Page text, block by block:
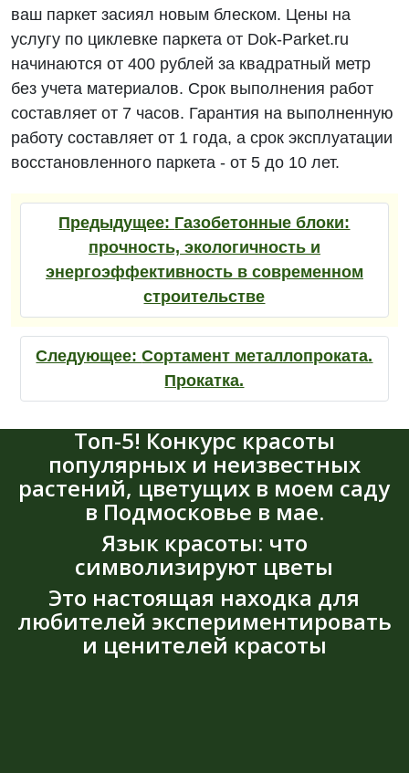
ваш паркет засиял новым блеском. Цены на
услугу по циклевке паркета от Dok-Parket.ru
начинаются от 400 рублей за квадратный метр
без учета материалов. Срок выполнения работ
составляет от 7 часов. Гарантия на выполненную
работу составляет от 1 года, а срок эксплуатации
восстановленного паркета - от 5 до 10 лет.
Предыдущее: Газобетонные блоки:
прочность, экологичность и
энергоэффективность в современном
строительстве
Следующее:Сортамент металлопроката.
Прокатка.
Топ-5! Конкурс красоты
популярных и неизвестных
растений, цветущих в моем саду
в Подмосковье в мае.
Язык красоты: что
символизируют цветы
Это настоящая находка для
любителей экспериментировать
и ценителей красоты